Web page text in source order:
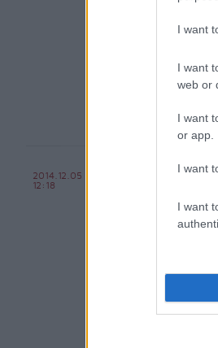
I want
I want
web or
I want
or app.
I want
I want
komment
Király Dávid
2014.12.05
12:18